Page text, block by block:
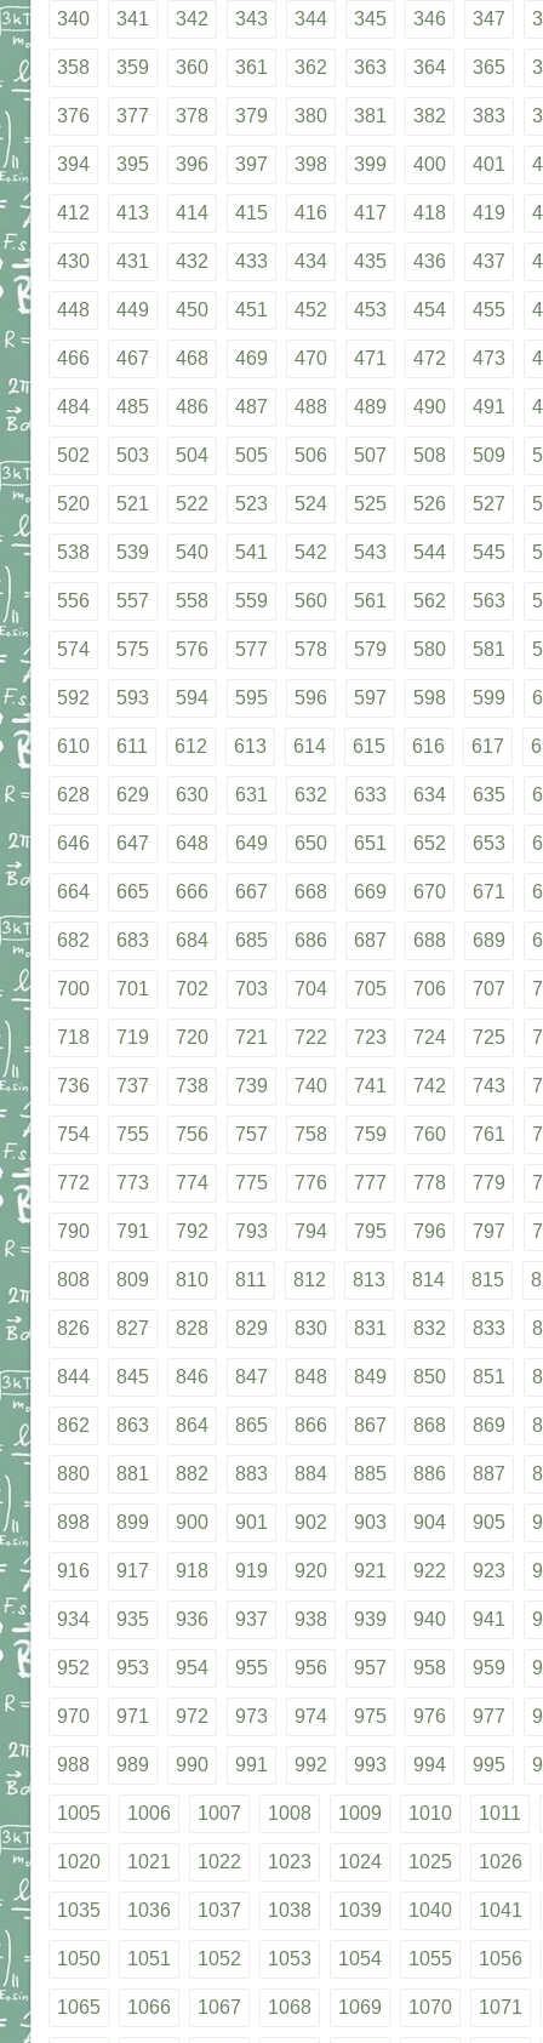
340 341 342 343 344 345 346 347
358 359 360 361 362 363 364 365
376 377 378 379 380 381 382 383
394 395 396 397 398 399 400 401
412 413 414 415 416 417 418 419
430 431 432 433 434 435 436 437
448 449 450 451 452 453 454 455
466 467 468 469 470 471 472 473
484 485 486 487 488 489 490 491
502 503 504 505 506 507 508 509
520 521 522 523 524 525 526 527
538 539 540 541 542 543 544 545
556 557 558 559 560 561 562 563
574 575 576 577 578 579 580 581
592 593 594 595 596 597 598 599
610 611 612 613 614 615 616 617
628 629 630 631 632 633 634 635
646 647 648 649 650 651 652 653
664 665 666 667 668 669 670 671
682 683 684 685 686 687 688 689
700 701 702 703 704 705 706 707
718 719 720 721 722 723 724 725
736 737 738 739 740 741 742 743
754 755 756 757 758 759 760 761
772 773 774 775 776 777 778 779
790 791 792 793 794 795 796 797
808 809 810 811 812 813 814 815
826 827 828 829 830 831 832 833
844 845 846 847 848 849 850 851
862 863 864 865 866 867 868 869
880 881 882 883 884 885 886 887
898 899 900 901 902 903 904 905
916 917 918 919 920 921 922 923
934 935 936 937 938 939 940 941
952 953 954 955 956 957 958 959
970 971 972 973 974 975 976 977
988 989 990 991 992 993 994 995
1005 1006 1007 1008 1009 1010 1011
1020 1021 1022 1023 1024 1025 1026
1035 1036 1037 1038 1039 1040 1041
1050 1051 1052 1053 1054 1055 1056
1065 1066 1067 1068 1069 1070 1071